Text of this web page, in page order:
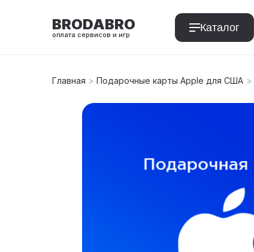
BRODABRO
оплата сервисов и игр
Каталог
Главная > Подарочные карты Apple для США >